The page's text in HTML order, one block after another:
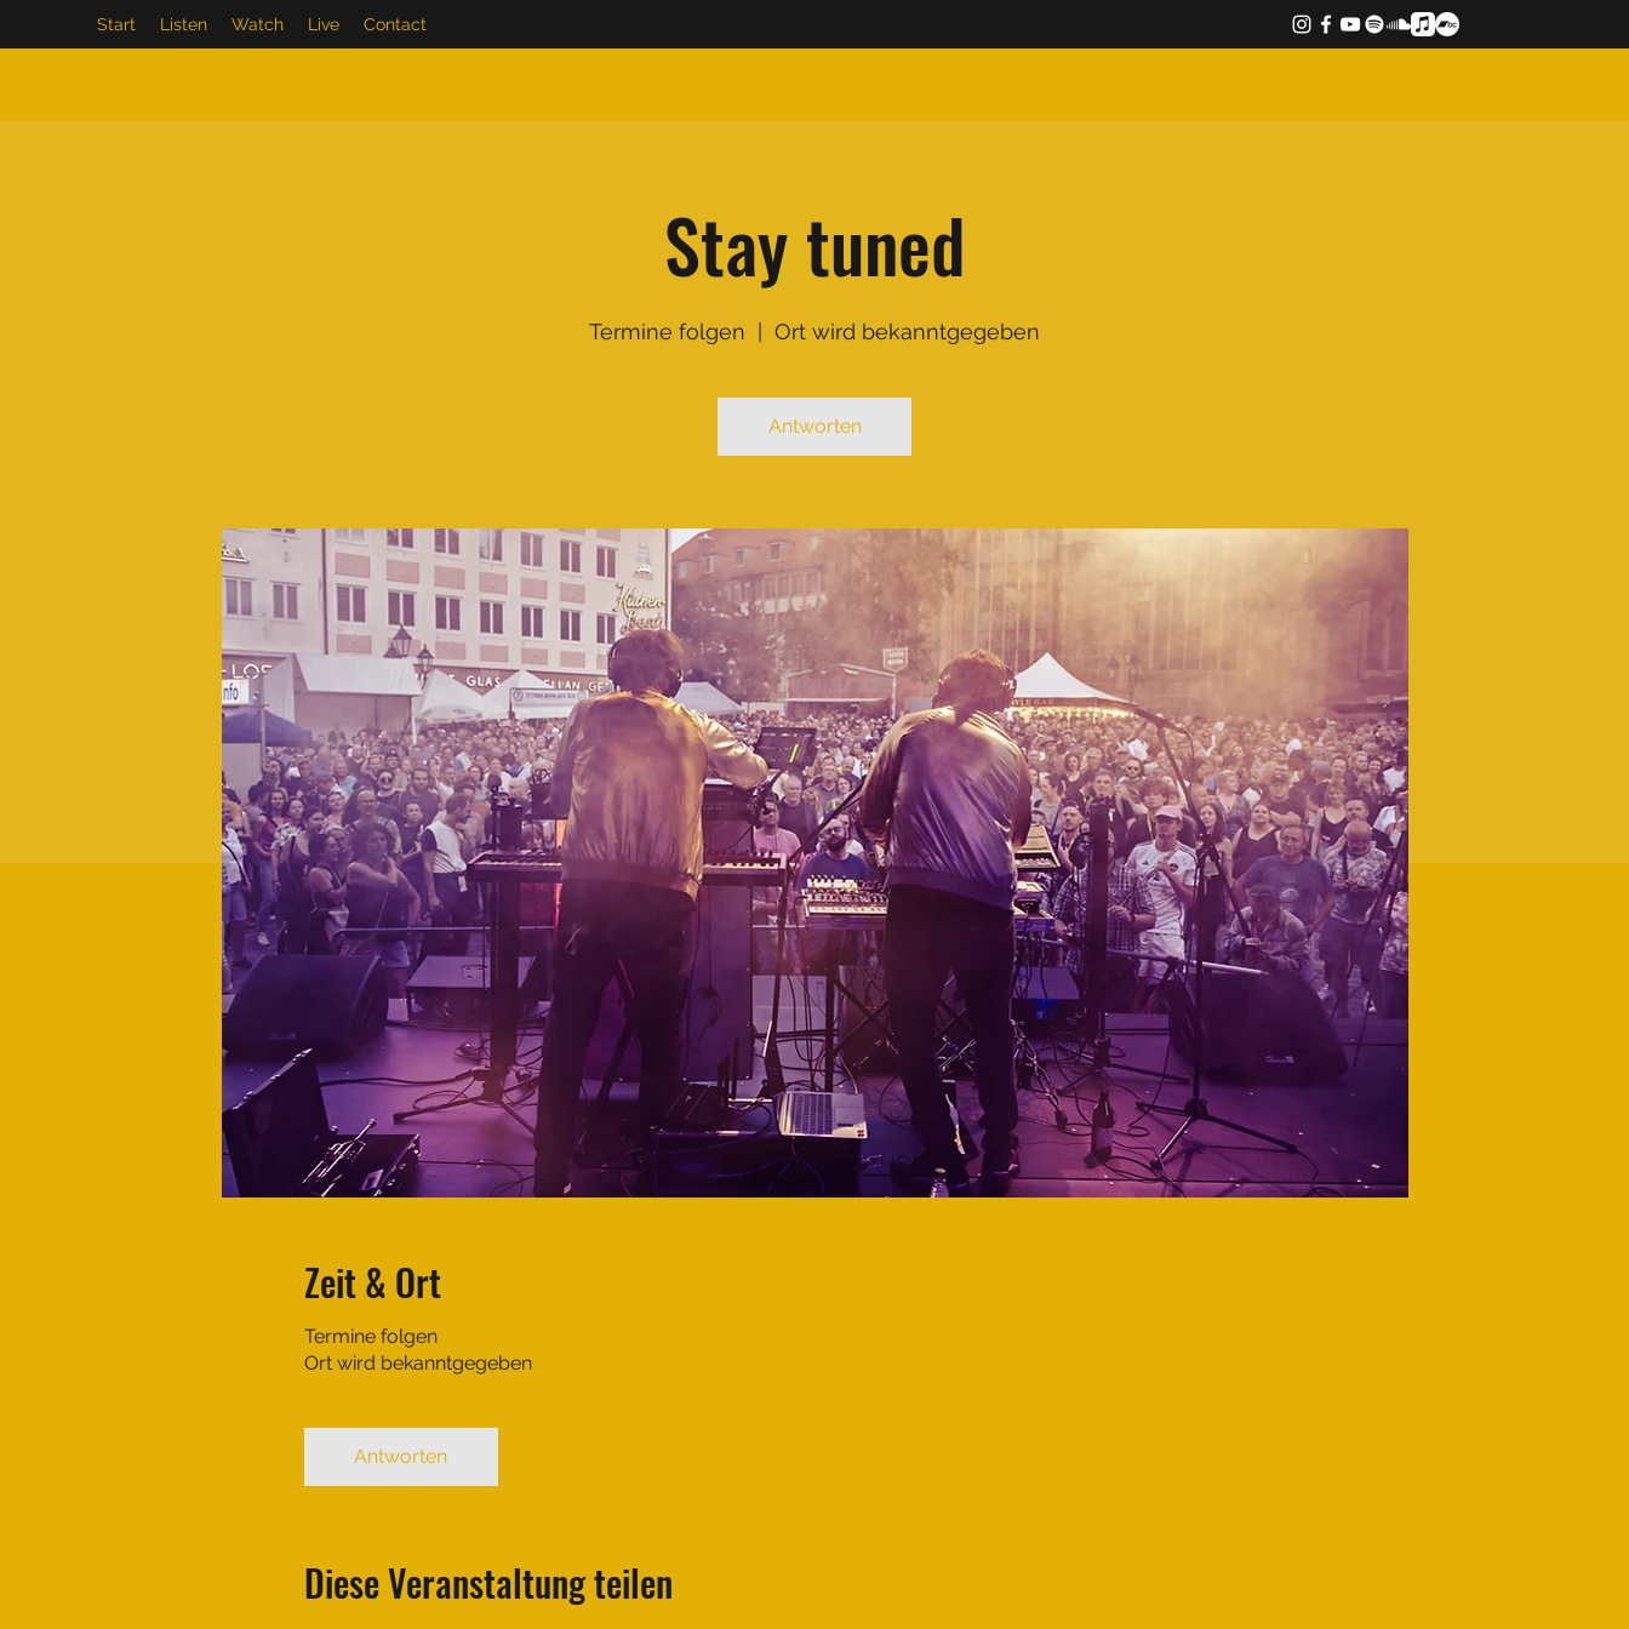
Start Listen Watch Live Contact
Stay tuned
Termine folgen Ort wird bekanntgegeben
Antworten
Zeit & Ort
Termine folgen
Ort wird bekanntgegeben
Antworten
Diese Veranstaltung teilen